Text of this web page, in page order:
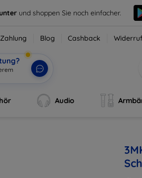
und shoppen Sie noch einfacher.
Blog Cashback
Audio